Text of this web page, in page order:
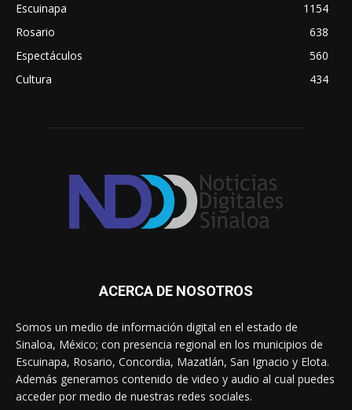
Escuinapa
1154
Rosario
638
Espectáculos
560
Cultura
434
ACERCA DE NOSOTROS
Somos un medio de información digital en el estado de
Sinaloa, México; con presencia regional en los municipios de
Escuinapa, Rosario, Concordia, Mazatlán, San Ignacio y Elota.
Además generamos contenido de video y audio al cual puedes
acceder por medio de nuestras redes sociales.